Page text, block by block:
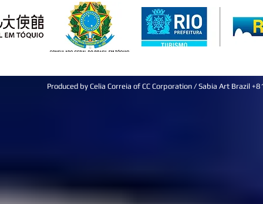
Produced by Celia Correia of CC Corporation / Sabia Art Brazil